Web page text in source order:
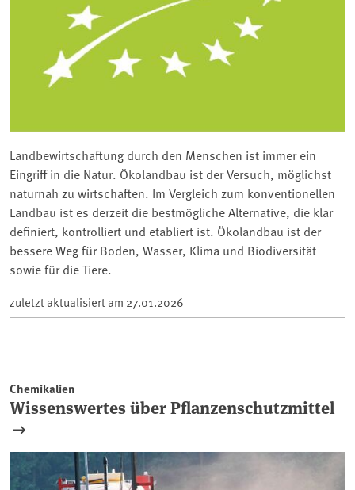
Landbewirtschaftung durch den Menschen ist immer ein
Eingriff in die Natur. Ökolandbau ist der Versuch, möglichst
naturnah zu wirtschaften. Im Vergleich zum konventionellen
Landbau ist es derzeit die bestmögliche Alternative, die klar
definiert, kontrolliert und etabliert ist. Ökolandbau ist der
bessere Weg für Boden, Wasser, Klima und Biodiversität
sowie für die Tiere.
zuletzt aktualisiert am 27.01.2026
Chemikalien
Wissenswertes über Pflanzenschutzmittel